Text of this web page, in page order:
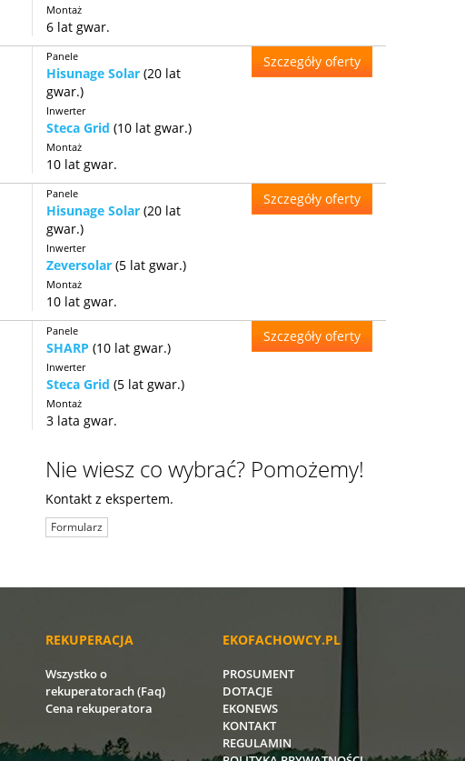
Montaż
6 lat gwar.
Panele
Hisunage Solar (20 lat
gwar.)
Inwerter
Steca Grid (10 lat gwar.)
Montaż
10 lat gwar.
Szczegóły oferty
Panele
Hisunage Solar (20 lat
gwar.)
Inwerter
Zeversolar (5 lat gwar.)
Montaż
10 lat gwar.
Szczegóły oferty
Panele
SHARP (10 lat gwar.)
Inwerter
Steca Grid (5 lat gwar.)
Montaż
3 lata gwar.
Szczegóły oferty
Nie wiesz co wybrać? Pomożemy!
Kontakt z ekspertem.
Formularz
REKUPERACJA
Wszystko o
rekuperatorach (Faq)
Cena rekuperatora
EKOFACHOWCY.PL
PROSUMENT
DOTACJE
EKONEWS
KONTAKT
REGULAMIN